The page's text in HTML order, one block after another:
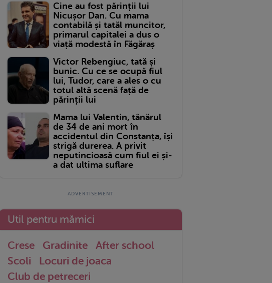
Cine au fost părinții lui
Nicușor Dan. Cu mama
contabilă și tatăl muncitor,
primarul capitalei a dus o
viață modestă în Făgăraș
Victor Rebengiuc, tată și
bunic. Cu ce se ocupă fiul
lui, Tudor, care a ales o cu
totul altă scenă față de
părinții lui
Mama lui Valentin, tânărul
de 34 de ani mort în
accidentul din Constanța, își
strigă durerea. A privit
neputincioasă cum fiul ei și-
a dat ultima suflare
Util pentru mămici
Crese Gradinite
After school
Scoli
Locuri de joaca
Club de petreceri